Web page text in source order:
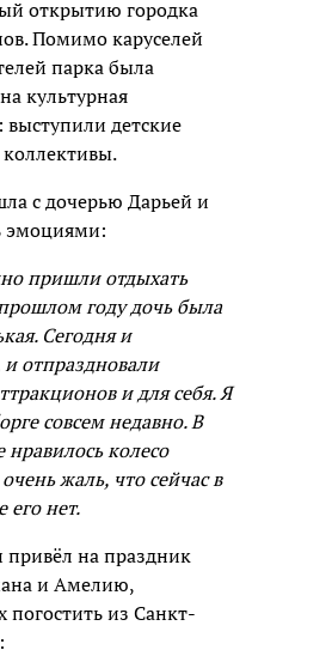
открытию городка
Помимо каруселей
парка была
культурная
детские
коллективы.
с дочерью Дарьей и
эмоциями:
пришли отдыхать
году дочь была
Сегодня и
отпраздновали
и для себя. Я
совсем недавно. В
нравилось колесо
жаль, что сейчас в
его нет.
привёл на праздник
и Амелию,
погостить из Санкт-